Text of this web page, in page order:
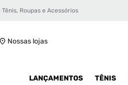
Roupas e Acessórios
Nossas lojas
LANÇAMENTOS TÊNIS
X One Piece Graphic Infantil